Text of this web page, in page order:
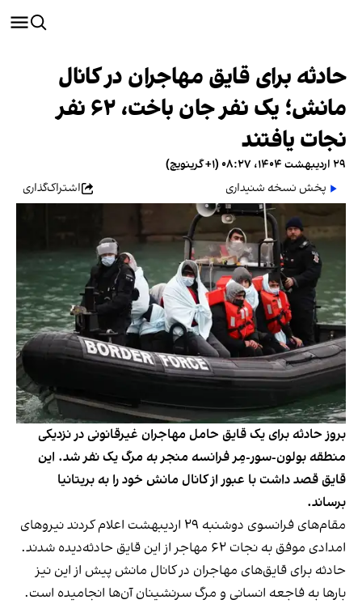
حادثه برای قایق مهاجران در کانال
مانش؛ یک نفر جان باخت، ۶۲ نفر
نجات یافتند
۲۹ اردیبهشت ۱۴۰۴، ۰۸:۲۷ (‎+۱ گرینویچ)
پخش نسخه شنیداری
اشتراک‌گذاری
بروز حادثه برای یک قایق حامل مهاجران غیرقانونی در نزدیکی
منطقه بولون-سور-مِر فرانسه منجر به مرگ یک نفر شد. این
قایق قصد داشت با عبور از کانال مانش خود را به بریتانیا
برساند.
مقام‌های فرانسوی دوشنبه ۲۹ اردیبهشت اعلام کردند نیروهای
امدادی موفق به نجات ۶۲ مهاجر از این قایق حادثه‌دیده شدند.
حادثه برای قایق‌های مهاجران در کانال مانش پیش از این نیز
بارها به فاجعه انسانی و مرگ سرنشینان آن‌ها انجامیده است.